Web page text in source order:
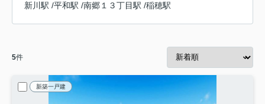
新川駅 /平和駅 /南郷１３丁目駅 /稲穂駅
5件
新築一戸建